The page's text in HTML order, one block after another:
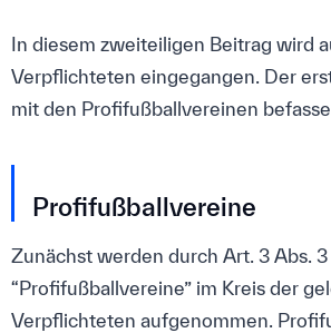
In diesem zweiteiligen Beitrag wird
Verpflichteten eingegangen. Der
mit den Profifußballvereinen
Profifußballvereine
Zunächst werden durch Art. 3 Abs.
“Profifußballvereine” im Kreis der
Verpflichteten aufgenommen.